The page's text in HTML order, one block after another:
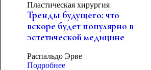
Пластическая хирургия
Тренды будущего: что
вскоре будет популярно в
эстетической медицине
Распальдо Эрве
Подробнее